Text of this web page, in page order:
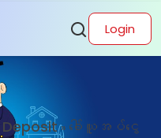
Login
Deposit» ခေါ်ယူအပ်ငွေ